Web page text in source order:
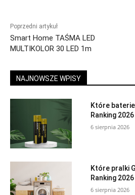
Poprzedni artykuł
Smart Home TAŚMA LED
MULTIKOLOR 30 LED 1m
NAJNOWSZE WPISY
Które
Ranking 2026
6 sierpnia 2026
Które pralki
Ranking
6 sierpnia 2026